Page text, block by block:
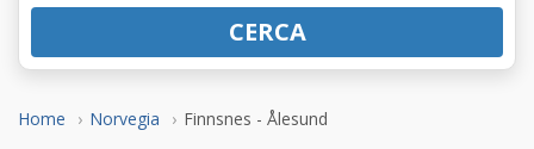
Home Norvegia Finnsnes - Ålesund
CERCA